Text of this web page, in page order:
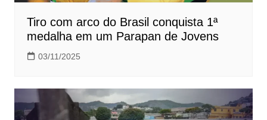
Tiro com arco do Brasil conquista 1ª
medalha em um Parapan de Jovens
03/11/2025